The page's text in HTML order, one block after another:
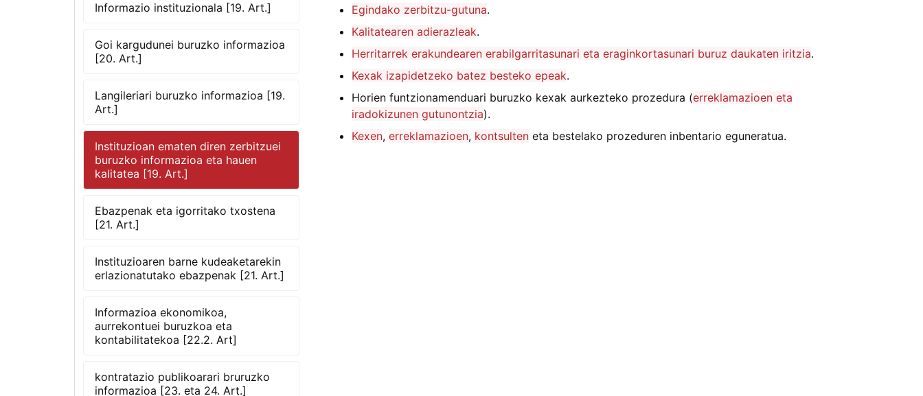
Informazio instituzionala [19. Art.]
Goi kargudunei buruzko informazioa
[20. Art.]
Langileriari buruzko informazioa [19.
Art.]
Instituzioan ematen diren zerbitzuei
buruzko informazioa eta hauen
kalitatea [19. Art.]
Ebazpenak eta igorritako txostena
[21. Art.]
Instituzioaren barne kudeaketarekin
erlazionatutako ebazpenak [21. Art.]
Informazioa ekonomikoa,
aurrekontuei buruzkoa eta
kontabilitatekoa [22.2. Art]
kontratazio publikoarari bruruzko
informazioa [23. eta 24. Art.]
Egindako zerbitzu-gutuna.
Kalitatearen adierazleak.
Herritarrek erakundearen erabilgarritasunari eta eraginkortasunari buruz daukaten iritzia.
Kexak izapidetzeko batez besteko epeak.
Horien funtzionamenduari buruzko kexak aurkezteko prozedura (erreklamazioen eta
iradokizunen gutunontzia).
Kexen, erreklamazioen, kontsulten eta bestelako prozeduren inbentario eguneratua.